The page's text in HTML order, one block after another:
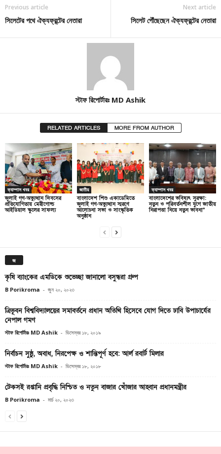
Previous article
সিলেটের পথে ঐক্যফ্রন্টের নেতারা
Next article
সিলেট পৌঁছেছেন ঐক্যফ্রন্টের নেতারা
স্টাফ রিপোর্টারঃ MD Ashik
RELATED ARTICLES MORE FROM AUTHOR
ক্যাম্পাস খবর
জুলাই গণ-অভ্যুত্থান দিবসের
প্রতিযোগিতায় মেরীগোল্ড
আইডিয়াল স্কুলের সাফল্য
জাতীয়
বাংলাদেশ শিশু একাডেমিতে
জুলাই গণ-অভ্যুত্থান স্মরণে
আলোচনা সভা ও সাংস্কৃতিক
অনুষ্ঠান
ক্যাম্পাস খবর
বাংলাদেশের ভবিষ্যৎ সুরক্ষা:
নতুন ও পরিবর্তনশীল যুগে জাতীয়
নিরাপত্তা নিয়ে নতুন ভাবনা”
জ
কৃষি ব্যাংকের এমডিকে শুভেচ্ছা জানালো বসুন্ধরা গ্রুপ
B Porikroma - জুন ২০, ২০২৩
ত্রিভূবন বিশ্ববিদ্যালয়ের সমাবর্তনে প্রধান অতিথি হিসেবে যোগ দিতে ঢাবি উপাচার্যের
নেপাল গমণ
স্টাফ রিপোর্টারঃ MD Ashik - ডিসেম্বর ১৮, ২০১৯
নির্বাচন সুষ্ঠু, অবাধ, নিরপেক্ষ ও শান্তিপূর্ণ হবে: আর্ল রবার্ট মিলার
স্টাফ রিপোর্টারঃ MD Ashik - ডিসেম্বর ১৮, ২০১৮
টেকসই রপ্তানি প্রবৃদ্ধি নিশ্চিত ও নতুন বাজার খোঁজার আহ্বান প্রধানমন্ত্রীর
B Porikroma - মার্চ ২০, ২০২৩